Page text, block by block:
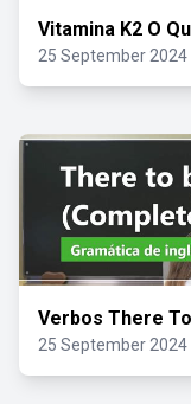
Vitamina K2 O
25 September 2024
Verbos There
25 September 2024